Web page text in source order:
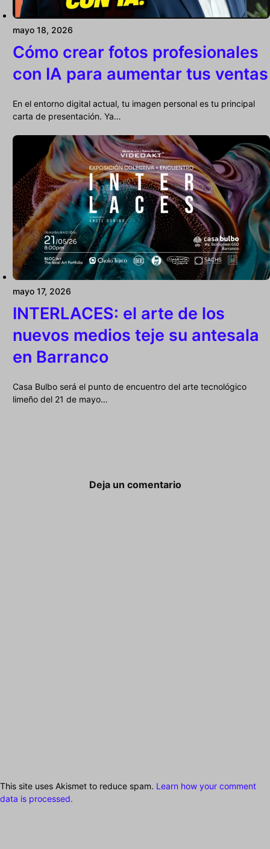
mayo 18, 2026
Cómo crear fotos profesionales
con IA para aumentar tus ventas
En el entorno digital actual, tu imagen personal es tu principal
carta de presentación. Ya…
mayo 17, 2026
INTERLACES: el arte de los
nuevos medios teje su antesala
en Barranco
Casa Bulbo será el punto de encuentro del arte tecnológico
limeño del 21 de mayo…
Deja un comentario
This site uses Akismet to reduce spam. Learn how your comment
data is processed.